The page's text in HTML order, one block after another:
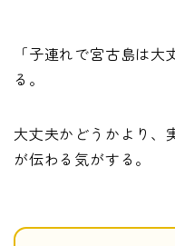
「子連れで宮古島は
る。
大丈夫かどうかより、
が伝わる気がする。